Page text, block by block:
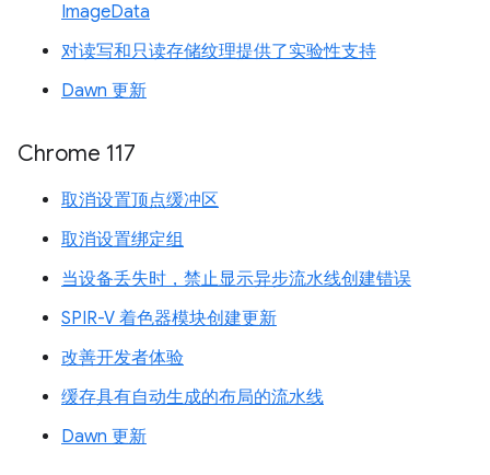
ImageData
对读写和只读存储纹理提供了实验性支持
Dawn 更新
Chrome 117
取消设置顶点缓冲区
取消设置绑定组
当设备丢失时，禁止显示异步流水线创建错误
SPIR-V 着色器模块创建更新
改善开发者体验
缓存具有自动生成的布局的流水线
Dawn 更新